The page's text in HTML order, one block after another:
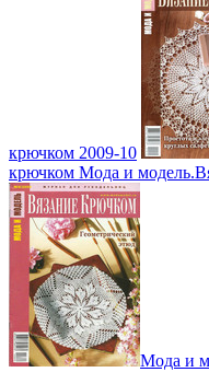
крючком 2009-10
крючком Мода и
Мода и